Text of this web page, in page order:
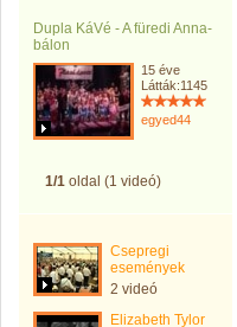
Dupla KáVé - A füredi Anna-
bálon
15 éve
Látták:1145
egyed44
1/1 oldal (1 videó)
Csepregi
események
2 videó
Elizabeth Tylor